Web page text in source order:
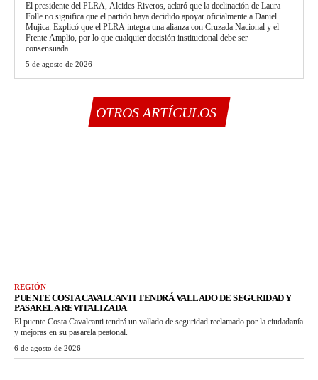
El presidente del PLRA, Alcides Riveros, aclaró que la declinación de Laura
Folle no significa que el partido haya decidido apoyar oficialmente a Daniel
Mujica. Explicó que el PLRA integra una alianza con Cruzada Nacional y el
Frente Amplio, por lo que cualquier decisión institucional debe ser
consensuada.
5 de agosto de 2026
OTROS ARTÍCULOS
REGIÓN
PUENTE COSTA CAVALCANTI TENDRÁ VALLADO DE SEGURIDAD Y
PASARELA REVITALIZADA
El puente Costa Cavalcanti tendrá un vallado de seguridad reclamado por la ciudadanía
y mejoras en su pasarela peatonal.
6 de agosto de 2026